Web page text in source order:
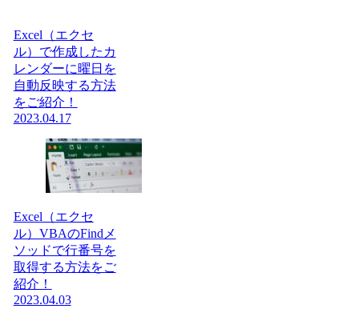
Excel（エクセ
ル）で作成したカ
レンダーに曜日を
自動反映する方法
をご紹介！
2023.04.17
Excel（エクセ
ル）VBAのFindメ
ソッドで行番号を
取得する方法をご
紹介！
2023.04.03